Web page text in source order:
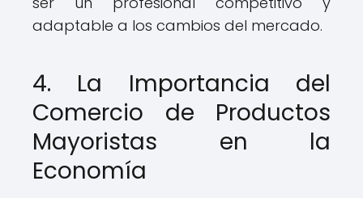
adaptable a los cambios del mercado.
4. La Importancia del
Comercio de Productos
Mayoristas en la
Economía